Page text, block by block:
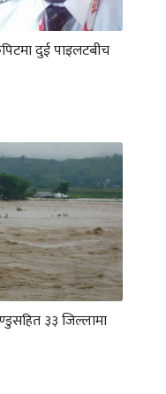
दुई पाइलटबीच
३३ जिल्लामा